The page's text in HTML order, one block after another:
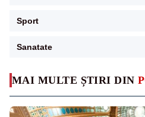
MAI MULTE ȘTIRI DIN
Sport
Sanatate